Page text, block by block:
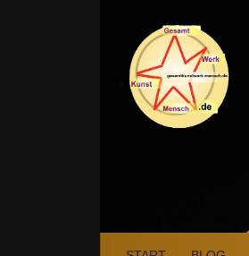
Zum Inhalt springen